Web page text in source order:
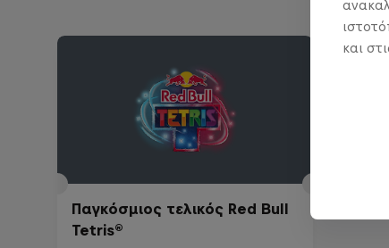
Παγκόσμιος τελικός Red Bull
Tetris®
και